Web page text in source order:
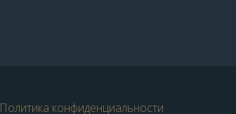
Политика конфиденциальности